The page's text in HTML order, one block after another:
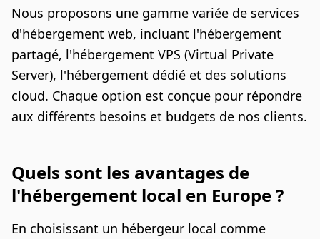
Nous proposons une gamme variée de services
d'hébergement web, incluant l'hébergement
partagé, l'hébergement VPS (Virtual Private
Server), l'hébergement dédié et des solutions
cloud. Chaque option est conçue pour répondre
aux différents besoins et budgets de nos clients.
Quels sont les avantages de
l'hébergement local en Europe ?
En choisissant un hébergeur local comme